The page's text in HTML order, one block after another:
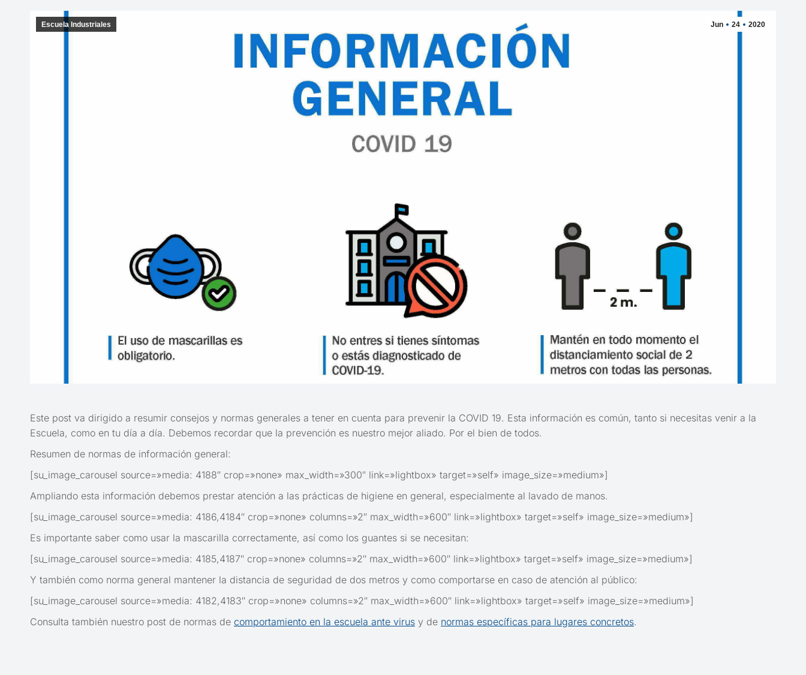
Jun 24 2020
Escuela Industriales
Este post va dirigido a resumir consejos y normas generales a tener en cuenta para prevenir la COVID 19. Esta información es común, tanto si necesitas venir a la
Escuela, como en tu día a día. Debemos recordar que la prevención es nuestro mejor aliado. Por el bien de todos.
Resumen de normas de información general:
[su_image_carousel source=»media: 4188″ crop=»none» max_width=»300″ link=»lightbox» target=»self» image_size=»medium»]
Ampliando esta información debemos prestar atención a las prácticas de higiene en general, especialmente al lavado de manos.
[su_image_carousel source=»media: 4186,4184″ crop=»none» columns=»2″ max_width=»600″ link=»lightbox» target=»self» image_size=»medium»]
Es importante saber como usar la mascarilla correctamente, así como los guantes si se necesitan:
[su_image_carousel source=»media: 4185,4187″ crop=»none» columns=»2″ max_width=»600″ link=»lightbox» target=»self» image_size=»medium»]
Y también como norma general mantener la distancia de seguridad de dos metros y como comportarse en caso de atención al público:
[su_image_carousel source=»media: 4182,4183″ crop=»none» columns=»2″ max_width=»600″ link=»lightbox» target=»self» image_size=»medium»]
Consulta también nuestro post de normas de comportamiento en la escuela ante virus y de normas específicas para lugares concretos.